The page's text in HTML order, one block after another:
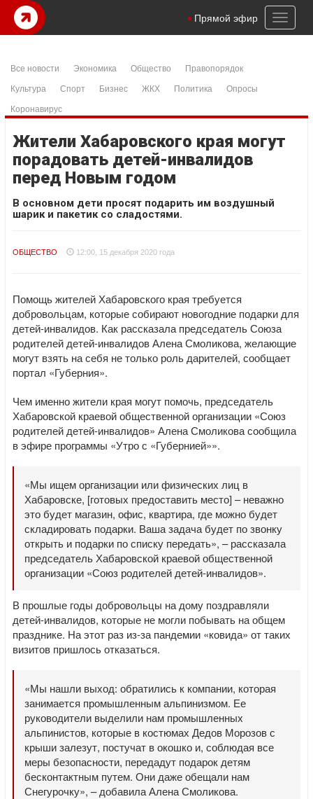
Toggle
Прямой эфир
Все новости Экономика Общество
Правопорядок
Культура
Спорт Бизнес ЖКХ Политика
Опросы
Коронавирус
Жители Хабаровского края могут
порадовать детей-инвалидов
перед Новым годом
В основном дети просят подарить им воздушный
шарик и пакетик со сладостями.
ОБЩЕСТВО 12:00, 15 декабря 2020 года
Помощь жителей Хабаровского края требуется
добровольцам, которые собирают новогодние подарки для
детей-инвалидов. Как рассказала председатель Союза
родителей детей-инвалидов Алена Смоликова, желающие
могут взять на себя не только роль дарителей, сообщает
портал «Губерния».
Чем именно жители края могут помочь, председатель
Хабаровской краевой общественной организации «Союз
родителей детей-инвалидов» Алена Смоликова сообщила
в эфире программы «Утро с «Губернией»».
«Мы ищем организации или физических лиц в
Хабаровске, [готовых предоставить место] – неважно
это будет магазин, офис, квартира, где можно будет
складировать подарки. Ваша задача будет по звонку
открыть и подарки по списку передать», – рассказала
председатель Хабаровской краевой общественной
организации «Союз родителей детей-инвалидов».
В прошлые годы добровольцы на дому поздравляли
детей-инвалидов, которые не могли побывать на общем
празднике. На этот раз из-за пандемии «ковида» от таких
визитов пришлось отказаться.
«Мы нашли выход: обратились к компании, которая
занимается промышленным альпинизмом. Ее
руководители выделили нам промышленных
альпинистов, которые в костюмах Дедов Морозов с
крыши залезут, постучат в окошко и, соблюдая все
меры безопасности, передадут подарок детям
бесконтактным путем. Они даже обещали нам
Снегурочку», – добавила Алена Смоликова.